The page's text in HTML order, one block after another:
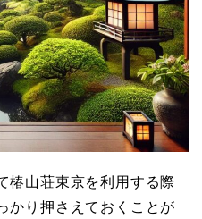
椿山荘東京を利用する際
かり押さえておくことが